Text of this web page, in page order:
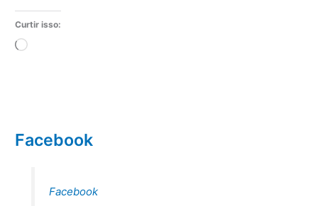
Curtir isso:
Carregando...
Facebook
Facebook